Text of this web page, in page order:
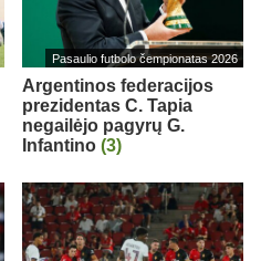
Pasaulio futbolo čempionatas 2026
Argentinos federacijos
prezidentas C. Tapia
negailėjo pagyrų G.
Infantino (3)